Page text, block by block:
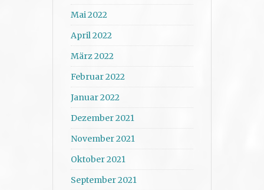
Mai 2022
April 2022
März 2022
Februar 2022
Januar 2022
Dezember 2021
November 2021
Oktober 2021
September 2021